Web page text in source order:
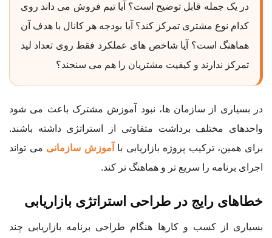
در یک جمله قابل توضیح است؟ آیا تیم فروش می داند روی
کدام نوع مشتری تمرکز کند؟ آیا بودجه هر کانال با هدف آن
هماهنگ است؟ آیا شاخص های عملکرد فقط روی تعداد لید
تمرکز ندارند و کیفیت مشتریان را هم می سنجند؟
در بسیاری از سازمان ها، نبود آموزش مشترک باعث می شود
واحدهای مختلف برداشت متفاوتی از استراتژی داشته باشند.
برای همین، ترکیب پروژه بازاریابی با
آموزش سازمانی می تواند
اجرای برنامه را سریع تر و هماهنگ تر کند.
خطاهای رایج در طراحی استراتژی بازاریابی
بسیاری از کسب و کارها هنگام طراحی برنامه بازاریابی چند